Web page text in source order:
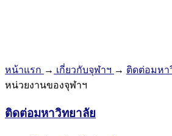
หน้าแรก → เกี่ยวกับจุฬาฯ → ติดต่อมหา
หน่วยงานของจุฬาฯ
ติดต่อมหาวิทยาลัย